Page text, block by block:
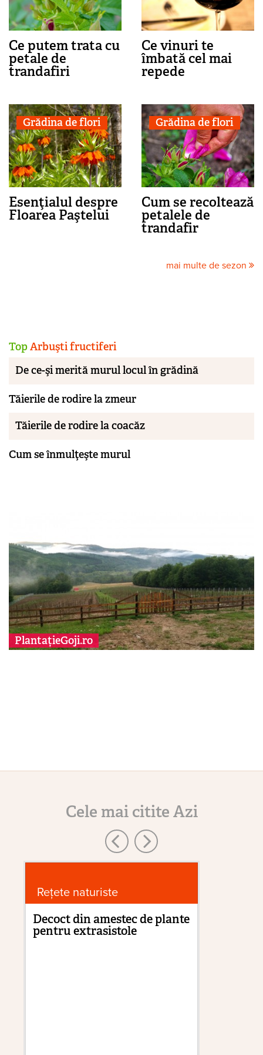
Ce putem trata cu
petale de
trandafiri
Ce vinuri te
îmbată cel mai
repede
Grădina de flori
Esenţialul despre
Floarea Paştelui
Grădina de flori
Cum se recoltează
petalele de
trandafir
mai multe de sezon
TopArbuşti fructiferi
De ce-şi merită murul locul în grădină
Tăierile de rodire la zmeur
Tăierile de rodire la coacăz
Cum se înmulţeşte murul
PlantațieGoji.ro
Cele mai citite Azi
Rețete naturiste
Decoct din amestec de plante
pentru extrasistole